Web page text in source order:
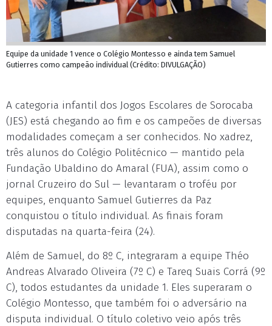
Equipe da unidade 1 vence o Colégio Montesso e ainda tem Samuel
Gutierres como campeão individual (Crédito: DIVULGAÇÃO)
A categoria infantil dos Jogos Escolares de Sorocaba
(JES) está chegando ao fim e os campeões de diversas
modalidades começam a ser conhecidos. No xadrez,
três alunos do Colégio Politécnico — mantido pela
Fundação Ubaldino do Amaral (FUA), assim como o
jornal Cruzeiro do Sul — levantaram o troféu por
equipes, enquanto Samuel Gutierres da Paz
conquistou o título individual. As finais foram
disputadas na quarta-feira (24).
Além de Samuel, do 8º C, integraram a equipe Théo
Andreas Alvarado Oliveira (7º C) e Tareq Suais Corrá (9º
C), todos estudantes da unidade 1. Eles superaram o
Colégio Montesso, que também foi o adversário na
disputa individual. O título coletivo veio após três